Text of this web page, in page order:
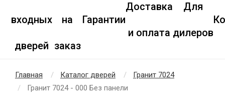
входных
дверей
на
заказ
Гарантии
Доставка
и оплата
Для
дилеров
Главная Каталог дверей
Гранит 7024
Гранит 7024 - 000 Без панели